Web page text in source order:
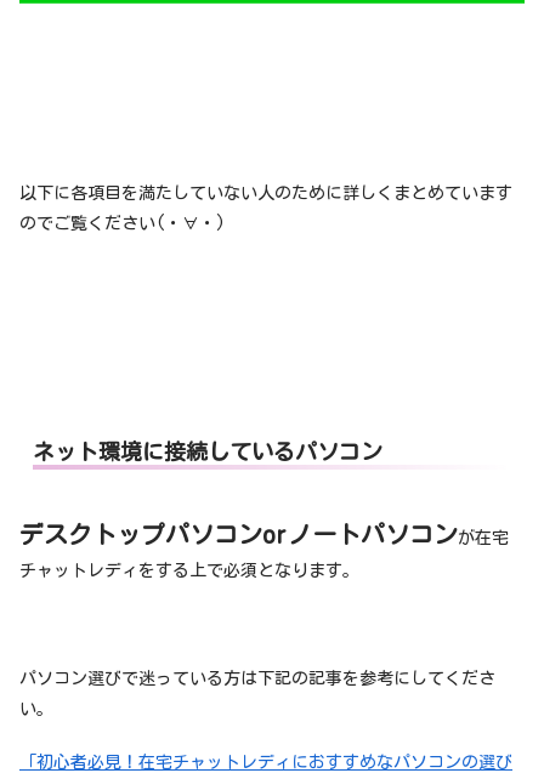
以下に各項目を満たしていない人のために詳しくまとめています
のでご覧ください(・∀・)
ネット環境に接続しているパソコン
デスクトップパソコンorノートパソコンが在宅
チャットレディをする上で必須となります。
パソコン選びで迷っている方は下記の記事を参考にしてくださ
い。
「初心者必見！在宅チャットレディにおすすめなパソコンの選び